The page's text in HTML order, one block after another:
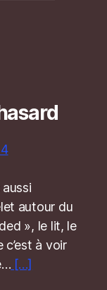
aussi
autour du
», le lit, le
à voir
[…]